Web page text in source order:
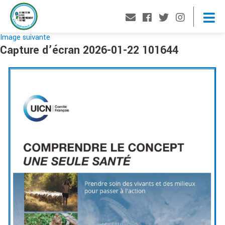
Image suivante
Capture d’écran 2026-01-22 101644